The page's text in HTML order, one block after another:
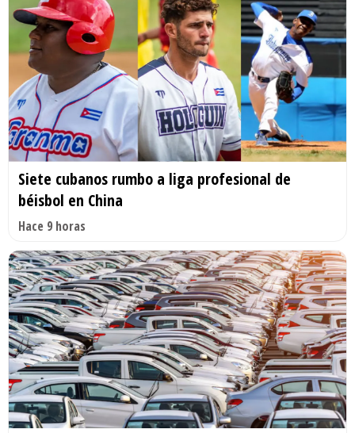
Siete cubanos rumbo a liga profesional de
béisbol en China
Hace 9 horas